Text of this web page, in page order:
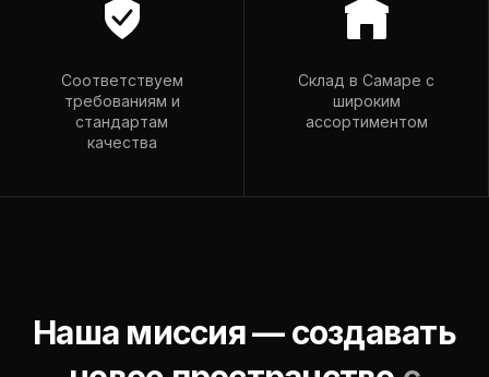
Соответствуем
требованиям и
стандартам
качества
Склад в Самаре с
широким
ассортиментом
Наша миссия — создавать